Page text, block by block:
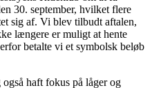
30. september, hvilket flere
sig af. Vi blev tilbudt aftalen,
længere er muligt at hente
betalte vi et symbolsk beløb
haft fokus på låger og